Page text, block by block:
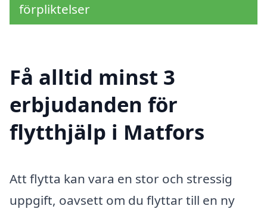
förpliktelser
Få alltid minst 3
erbjudanden för
flytthjälp i Matfors
Att flytta kan vara en stor och stressig
uppgift, oavsett om du flyttar till en ny